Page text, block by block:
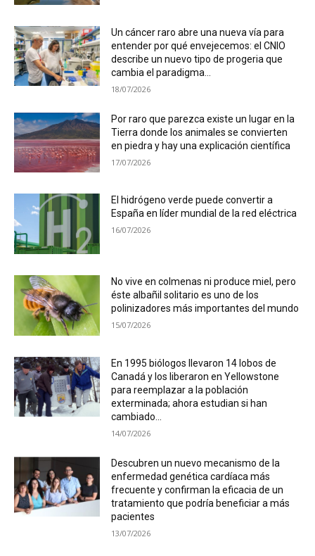
Un cáncer raro abre una nueva vía para
entender por qué envejecemos: el CNIO
describe un nuevo tipo de progeria que
cambia el paradigma...
18/07/2026
Por raro que parezca existe un lugar en la
Tierra donde los animales se convierten
en piedra y hay una explicación científica
17/07/2026
El hidrógeno verde puede convertir a
España en líder mundial de la red eléctrica
16/07/2026
No vive en colmenas ni produce miel, pero
éste albañil solitario es uno de los
polinizadores más importantes del mundo
15/07/2026
En 1995 biólogos llevaron 14 lobos de
Canadá y los liberaron en Yellowstone
para reemplazar a la población
exterminada; ahora estudian si han
cambiado...
14/07/2026
Descubren un nuevo mecanismo de la
enfermedad genética cardíaca más
frecuente y confirman la eficacia de un
tratamiento que podría beneficiar a más
pacientes
13/07/2026